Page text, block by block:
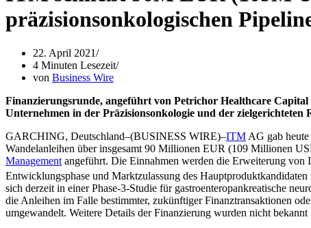
präzisionsonkologischen
22. April 2021
4 Minuten Lesezeit
von Business Wire
Finanzierungsrunde, angeführt von Petrichor Healthcare
Unternehmen in der Präzisionsonkologie und der zielgerichteten
GARCHING, Deutschland–(BUSINESS WIRE)–ITM AG gab
Wandelanleihen über insgesamt 90 Millionen EUR (109 Millionen
Management angeführt. Die Einnahmen werden die Erweiterung
Entwicklungsphase und Marktzulassung des Hauptproduktkandidaten
sich derzeit in einer Phase-3-Studie für gastroenteropankreatische
die Anleihen im Falle bestimmter, zukünftiger Finanztransaktionen
umgewandelt. Weitere Details der Finanzierung wurden nicht bekannt